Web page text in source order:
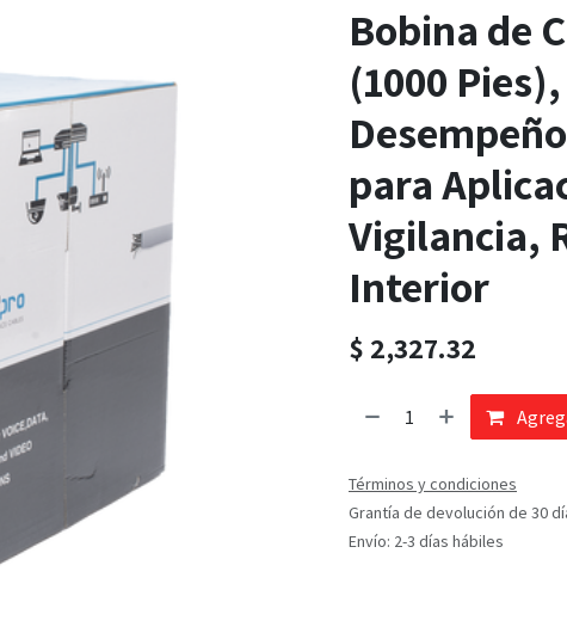
Bobina de
(1000
para
Vigilancia,
Interior
$ 2,327.32
Términos y condiciones
Grantía de devolución de 30
Envío: 2-3 días hábiles